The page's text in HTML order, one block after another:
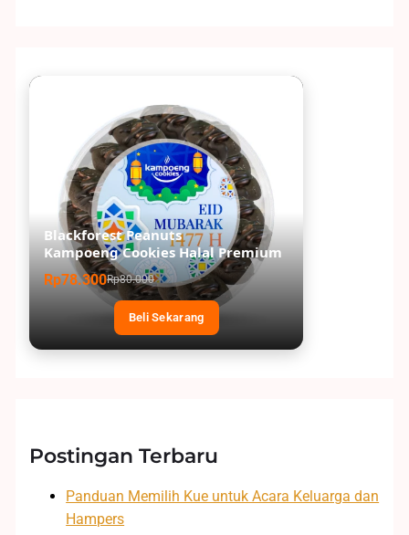
Blackforest Peanuts
Kampoeng Cookies Halal Premium
Rp78.300Rp80.000
Beli Sekarang
Postingan Terbaru
Panduan Memilih Kue untuk Acara Keluarga dan
Hampers